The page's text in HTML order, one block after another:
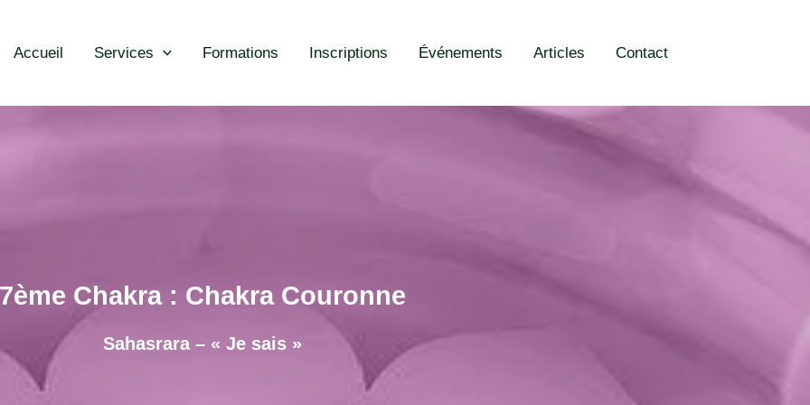
Accueil Services Formations Inscriptions Événements Articles Contact
7ème Chakra : Chakra Couronne
Sahasrara – « Je sais »